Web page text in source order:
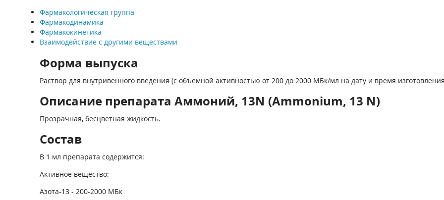
Фармакологическая группа
Фармакодинамика
Фармакокинетика
Взаимодействие с другими веществами
Форма выпуска
Раствор для внутривенного введения (с объем­ной активностью от 200 до 2000 МБк/мл на дату и время
Описание препарата Аммоний, 13N (Ammonium, 13 N)
Прозрачная, бесцветная жидкость.
Состав
В 1 мл препарата содержится:
Активное вещество:
Азота-13 - 200-2000 МБк